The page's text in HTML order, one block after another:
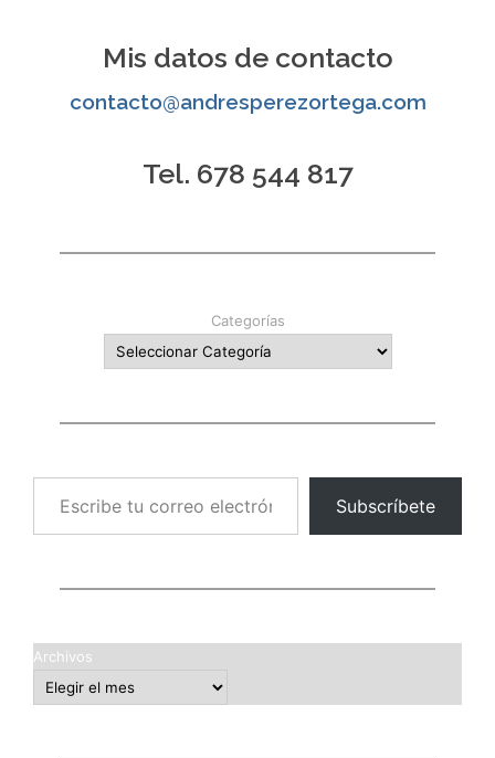
entradasMis datos de contacto
contacto@andresperezortega.com
Tel. 678 544 817
Categorías
Escribe tu correo electrónico…
Subscríbete
Archivos